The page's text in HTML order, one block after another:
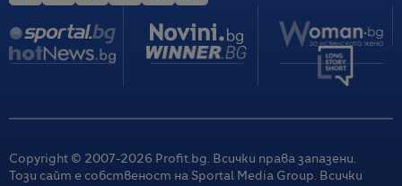
Copyright © 2007-2026 Profit.bg. Всички права запазени.
Този сайт е собственост на Sportal Media Group. Всички